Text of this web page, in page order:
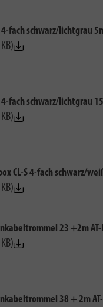
fach schwarz/lichtgrau
fach schwarz/lichtgrau
CL-S 4-fach schwarz/
23 +2m AT-
38 + 2m